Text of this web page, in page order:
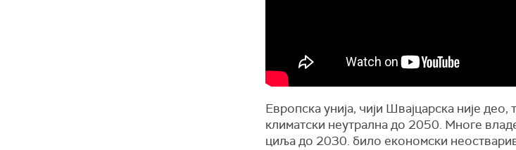
Европска унија, чији Швајцарска није
климатски неутрална до 2050. Многе
циља до 2030. било економски